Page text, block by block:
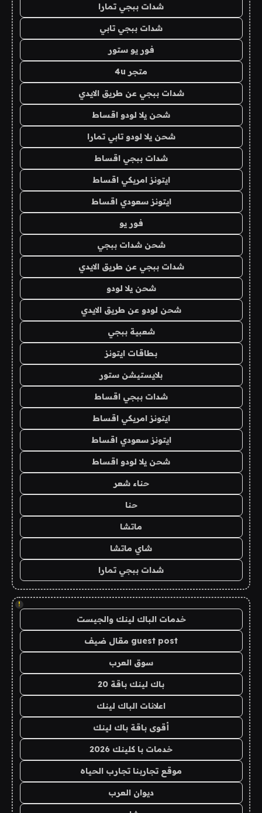
شدات ببجي تمارا
شدات ببجي تابي
فور يو ستور
متجر 4u
شدات ببجي عن طريق الايدي
شحن يلا لودو اقساط
شحن يلا لودو تابي تمارا
شدات ببجي اقساط
ايتونز امريكي اقساط
ايتونز سعودي اقساط
فور يو
شحن شدات ببجي
شدات ببجي عن طريق الايدي
شحن يلا لودو
شحن لودو عن طريق الايدي
شعبية ببجي
بطاقات ايتونز
بلايستيشن ستور
شدات ببجي اقساط
ايتونز امريكي اقساط
ايتونز سعودي اقساط
شحن يلا لودو اقساط
حناء شعر
حنا
ماتشا
شاي ماتشا
شدات ببجي تمارا
!
خدمات الباك لينك والجيست
guest post مقال ضيف
سوق العرب
باك لينك باقة 20
اعلانات الباك لينك
أقوى باقة باك لينك
خدمات با كلينك 2026
موقع تجاربنا تجارب الحياه
ديوان العرب